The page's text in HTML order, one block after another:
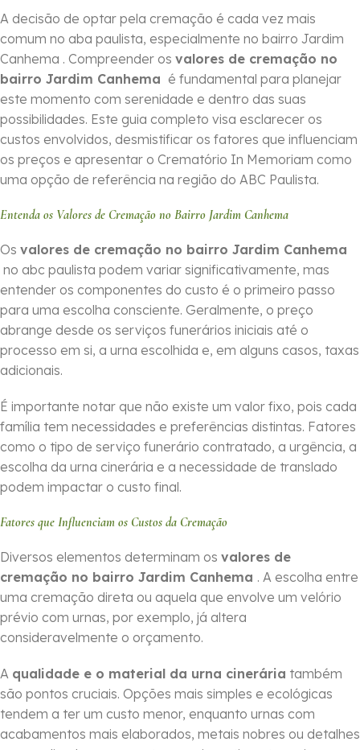
A decisão de optar pela cremação é cada vez mais
comum no aba paulista, especialmente no bairro Jardim
Canhema . Compreender os valores de cremação no
bairro Jardim Canhema é fundamental para planejar
este momento com serenidade e dentro das suas
possibilidades. Este guia completo visa esclarecer os
custos envolvidos, desmistificar os fatores que influenciam
os preços e apresentar o Crematório In Memoriam como
uma opção de referência na região do ABC Paulista.
Entenda os Valores de Cremação no Bairro Jardim Canhema
Os valores de cremação no bairro Jardim Canhema
no abc paulista podem variar significativamente, mas
entender os componentes do custo é o primeiro passo
para uma escolha consciente. Geralmente, o preço
abrange desde os serviços funerários iniciais até o
processo em si, a urna escolhida e, em alguns casos, taxas
adicionais.
É importante notar que não existe um valor fixo, pois cada
família tem necessidades e preferências distintas. Fatores
como o tipo de serviço funerário contratado, a urgência, a
escolha da urna cinerária e a necessidade de translado
podem impactar o custo final.
Fatores que Influenciam os Custos da Cremação
Diversos elementos determinam os valores de
cremação no bairro Jardim Canhema . A escolha entre
uma cremação direta ou aquela que envolve um velório
prévio com urnas, por exemplo, já altera
consideravelmente o orçamento.
A qualidade e o material da urna cinerária também
são pontos cruciais. Opções mais simples e ecológicas
tendem a ter um custo menor, enquanto urnas com
acabamentos mais elaborados, metais nobres ou detalhes